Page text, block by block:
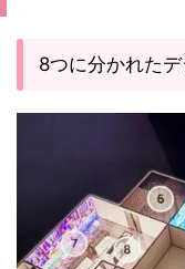
8つに分かれた